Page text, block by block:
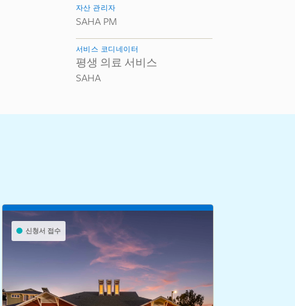
자산 관리자
SAHA PM
서비스 코디네이터
평생 의료 서비스
SAHA
신청서 접수